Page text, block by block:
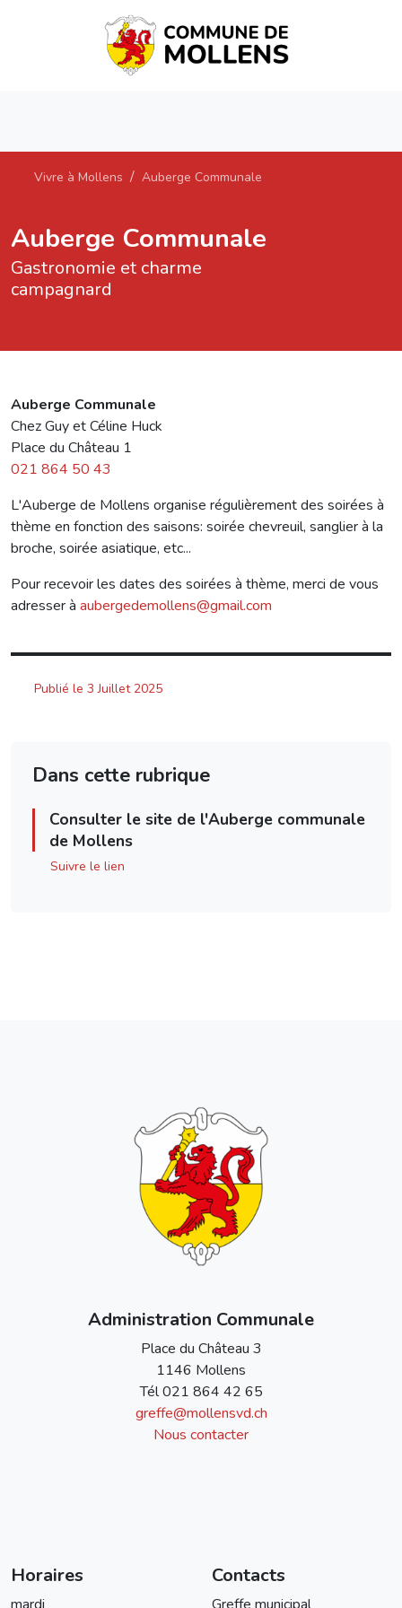
Vivre à Mollens Auberge Communale
Auberge Communale
Gastronomie et charme
campagnard
Auberge Communale
Chez Guy et Céline Huck
Place du Château 1
021 864 50 43
L'Auberge de Mollens organise régulièrement des soirées à
thème en fonction des saisons: soirée chevreuil, sanglier à la
broche, soirée asiatique, etc...
Pour recevoir les dates des soirées à thème, merci de vous
adresser à aubergedemollens@gmail.com
Publié le 3 Juillet 2025
Dans cette rubrique
Consulter le site de l'Auberge communale
de Mollens
Suivre le lien
Administration Communale
Place du Château 3
1146 Mollens
Tél021 864 42 65
greffe@mollensvd.ch
Nous contacter
Horaires Contacts